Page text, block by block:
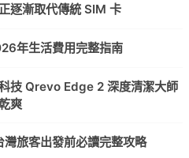
逐漸取代傳統 SIM 卡
年生活費用完整指南
技 Qrevo Edge 2 深度清潔大師
爽
旅客出發前必讀完整攻略